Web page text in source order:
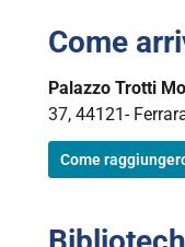
Come
Palazzo Trotti
37, 44121-
Come